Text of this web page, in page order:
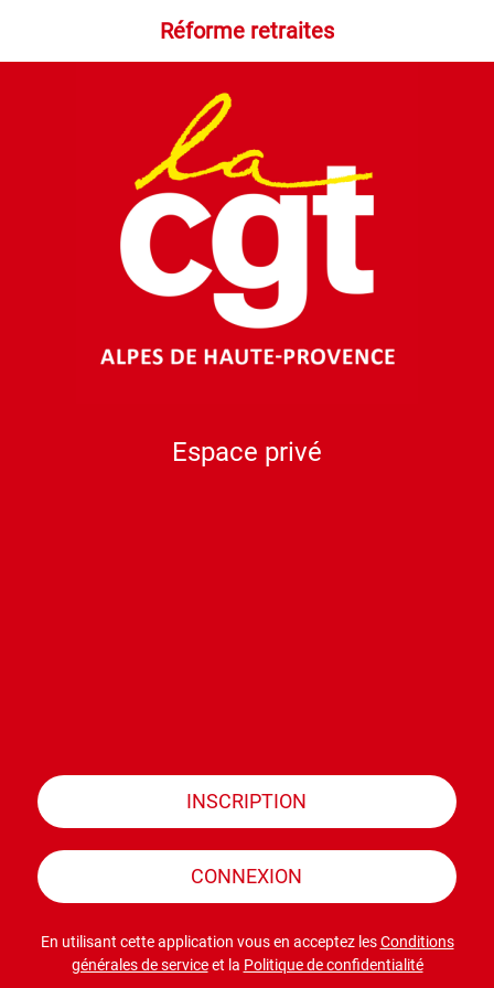
Réforme retraites
Espace privé
INSCRIPTION
CONNEXION
En utilisant cette application vous en acceptez lesConditions
générales de serviceet la Politique de confidentialité